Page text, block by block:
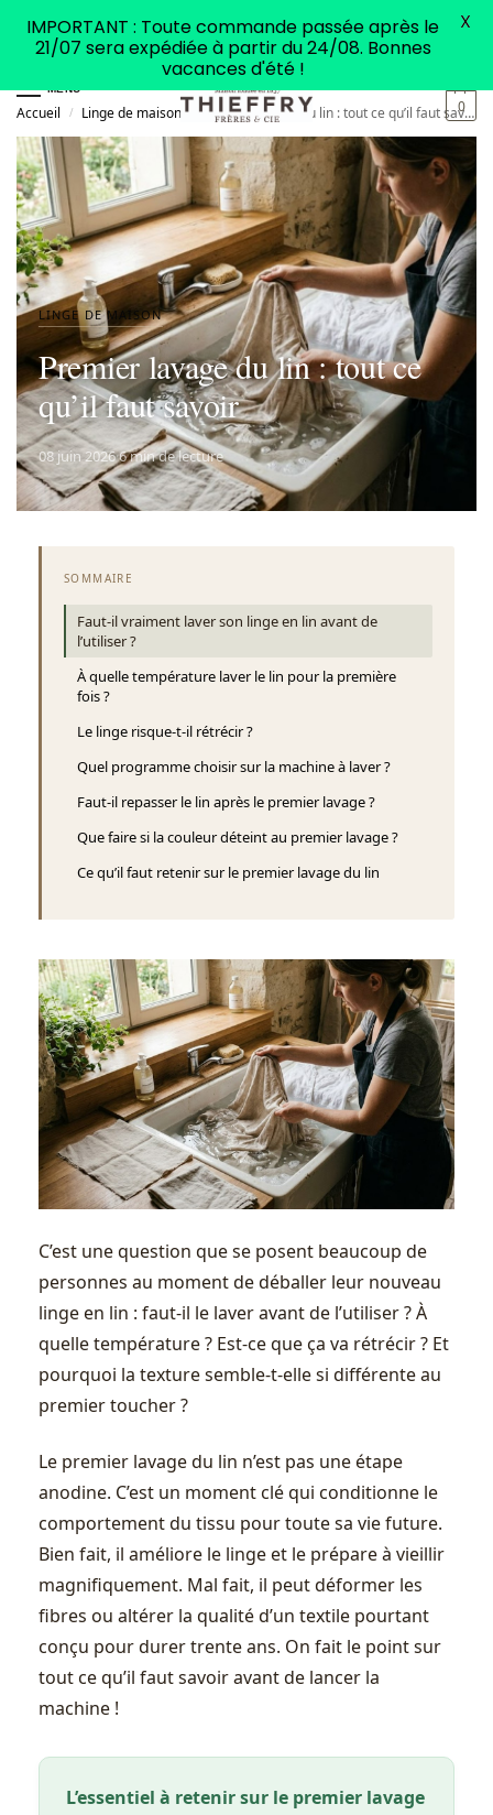
MENU
0
Accueil / Linge de maison Premier lavage du lin : tout ce qu’il faut savoir
LINGE DE MAISON
Premier lavage du lin : tout ce
qu’il faut savoir
08 juin 2026·6 min de lecture
SOMMAIRE
Faut-il vraiment laver son linge en lin avant de
l’utiliser ?
À quelle température laver le lin pour la première
fois ?
Le linge risque-t-il rétrécir ?
Quel programme choisir sur la machine à laver ?
Faut-il repasser le lin après le premier lavage ?
Que faire si la couleur déteint au premier lavage ?
Ce qu’il faut retenir sur le premier lavage du lin
C’est une question que se posent beaucoup de
personnes au moment de déballer leur nouveau
linge en lin : faut-il le laver avant de l’utiliser ? À
quelle température ? Est-ce que ça va rétrécir ? Et
pourquoi la texture semble-t-elle si différente au
premier toucher ?
Le premier lavage du lin n’est pas une étape
anodine. C’est un moment clé qui conditionne le
comportement du tissu pour toute sa vie future.
Bien fait, il améliore le linge et le prépare à vieillir
magnifiquement. Mal fait, il peut déformer les
fibres ou altérer la qualité d’un textile pourtant
conçu pour durer trente ans. On fait le point sur
tout ce qu’il faut savoir avant de lancer la
machine !
L’essentiel à retenir sur le premier lavage
IMPORTANT : Toute commande passée après le
21/07 sera expédiée à partir du 24/08. Bonnes
vacances d'été !
X